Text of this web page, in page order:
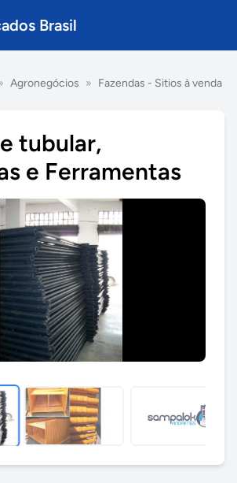
Brasil
Agronegócios » Fazendas - Sitios à venda
tubular,
e Ferramentas